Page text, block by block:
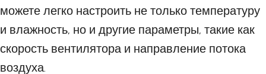
можете легко настроить не только температуру
и влажность, но и другие параметры, такие как
скорость вентилятора и направление потока
воздуха.